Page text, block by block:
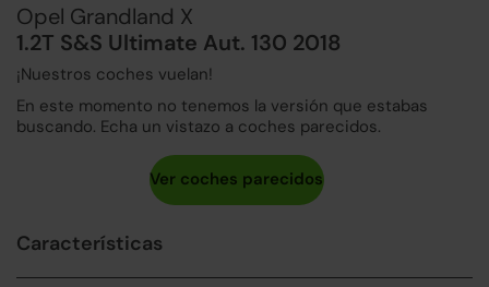
Opel Grandland X
1.2T S&S Ultimate Aut. 130 2018
¡Nuestros coches vuelan!
En este momento no tenemos la versión que estabas
buscando. Echa un vistazo a coches parecidos.
Características